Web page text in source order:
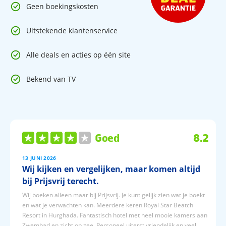
De receptie / het sleuteladres ligt op ca. 350 meter
Geen boekingskosten
Uitstekende klantenservice
Alle deals en acties op één site
Bekend van TV
Goed 8.2
13 JUNI 2026
Wij kijken en vergelijken, maar komen altijd
bij Prijsvrij terecht.
Wij boeken alleen maar bij Prijsvrij. Je kunt gelijk zien wat je boekt
en wat je verwachten kan. Meerdere keren Royal Star Beatch
Resort in Hurghada. Fantastisch hotel met heel mooie kamers aan